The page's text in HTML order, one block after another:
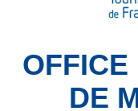
OFFICE
DE